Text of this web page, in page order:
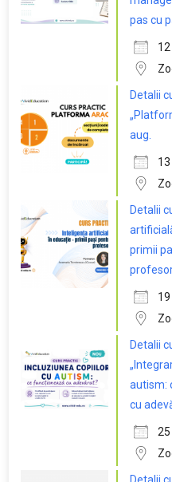
pas cu
Detalii
aug.
Detalii
primii
Detalii
autism:
cu
25